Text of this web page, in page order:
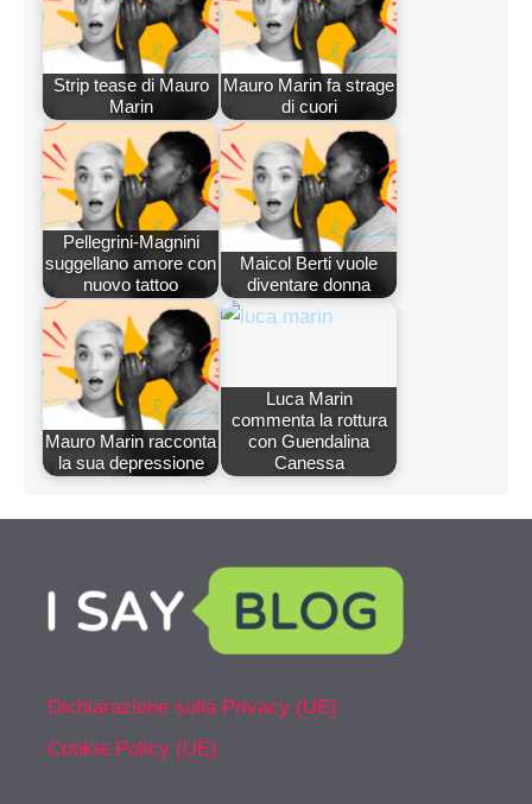
Strip tease di Mauro
Marin
Mauro Marin fa strage
di cuori
Pellegrini-Magnini
suggellano amore con
nuovo tattoo
Maicol Berti vuole
diventare donna
Mauro Marin racconta
la sua depressione
Luca Marin
commenta la rottura
con Guendalina
Canessa
Dichiarazione sulla Privacy (UE)
Cookie Policy (UE)